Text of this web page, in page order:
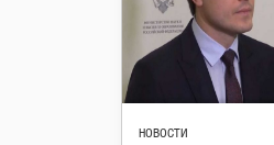
НОВОСТИ